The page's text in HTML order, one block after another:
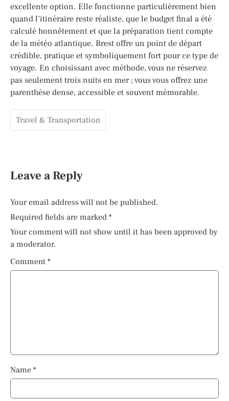
excellente option. Elle fonctionne particulièrement bien
quand l’itinéraire reste réaliste, que le budget final a été
calculé honnêtement et que la préparation tient compte
de la météo atlantique. Brest offre un point de départ
crédible, pratique et symboliquement fort pour ce type de
voyage. En choisissant avec méthode, vous ne réservez
pas seulement trois nuits en mer ; vous vous offrez une
parenthèse dense, accessible et souvent mémorable.
Travel & Transportation
Leave a Reply
Your email address will not be published.
Required fields are marked *
Your comment will not show until it has been approved by
a moderator.
Comment *
Name *